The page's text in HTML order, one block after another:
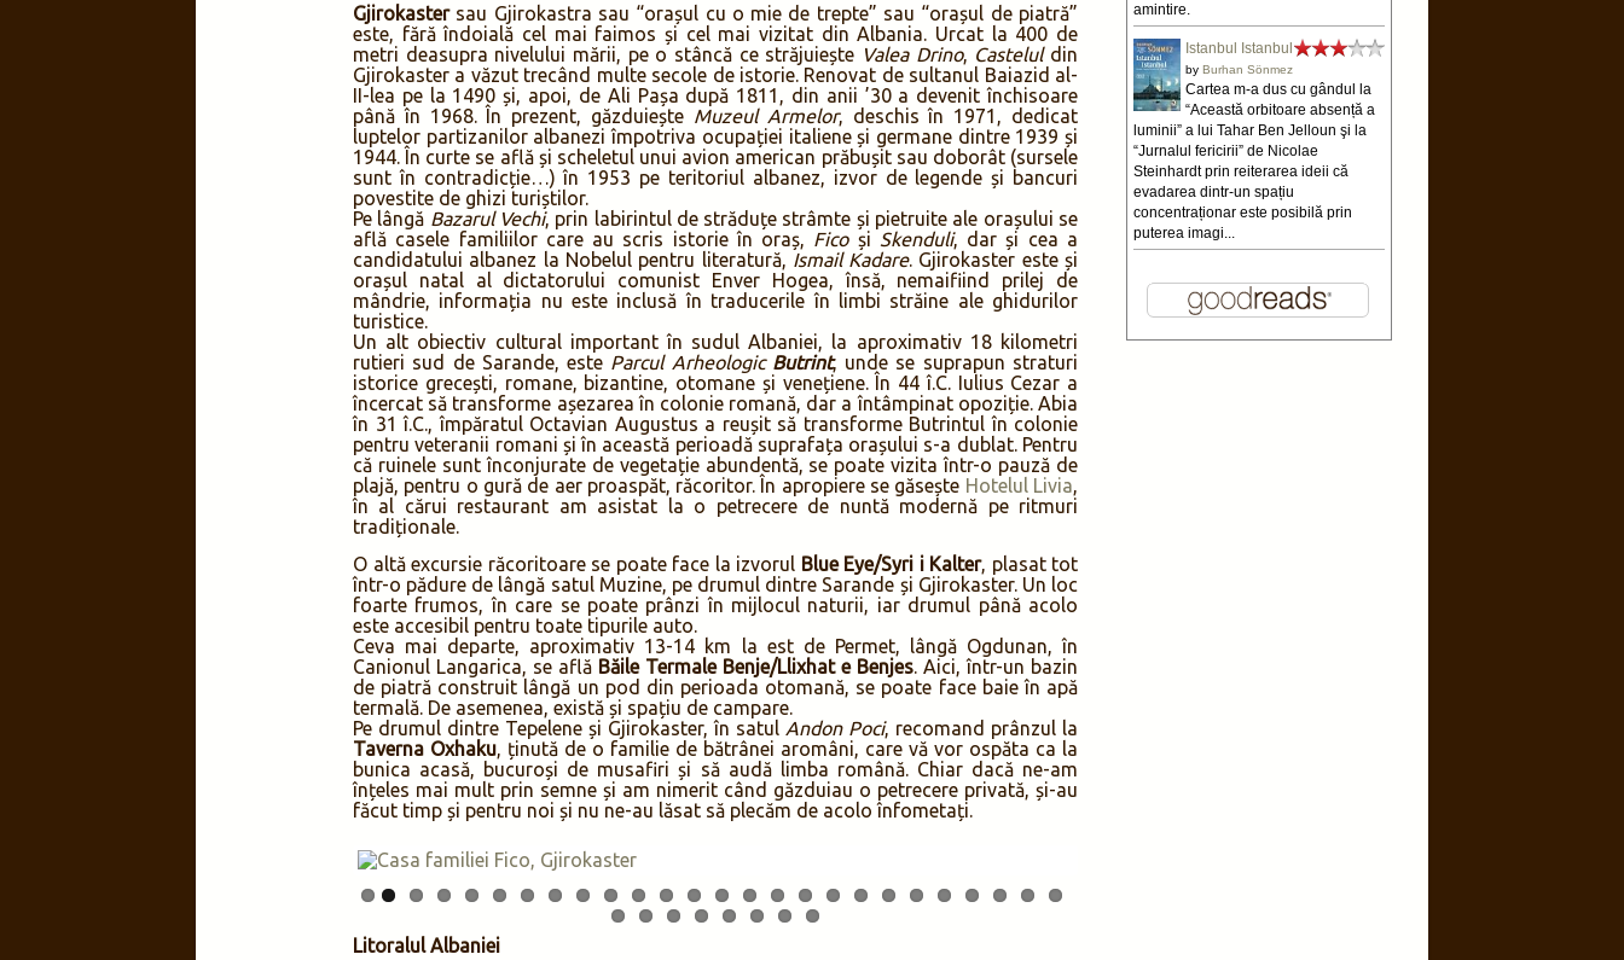
Gjirokastersau Gjirokastra sau “orașul cu o mie de trepte” sau “orașul de piatră”
este, fără îndoială cel mai faimos și cel mai vizitat din Albania. Urcat la 400 de
metri deasupra nivelului mării, pe o stâncă ce străjuiește Valea Drino, Casteluldin
Gjirokaster a văzut trecând multe secole de istorie. Renovat de sultanul Baiazid al-
II-lea pe la 1490 și, apoi, de Ali Pașa după 1811, din anii ’30 a devenit închisoare
până în 1968. În prezent, găzduiește Muzeul Armelor, deschis în 1971, dedicat
luptelor partizanilor albanezi împotriva ocupației italiene și germane dintre 1939 și
1944. În curte se află și scheletul unui avion american prăbușit sau doborât (sursele
sunt în contradicție…) în 1953 pe teritoriul albanez, izvor de legende și bancuri
povestite de ghizi turiștilor.
Pe lângă Bazarul Vechi, prin labirintul de străduțe strâmte și pietruite ale orașului se
află casele familiilor care au scris istorie în oraș, Ficoși Skenduli, dar și cea a
candidatului albanez la Nobelul pentru literatură, Ismail Kadare. Gjirokaster este și
orașul natal al dictatorului comunist Enver Hogea, însă, nemaifiind prilej de
mândrie, informația nu este inclusă în traducerile în limbi străine ale ghidurilor
turistice.
Un alt obiectiv cultural important în sudul Albaniei, la aproximativ 18 kilometri
rutieri sud de Sarande, este Parcul Arheologic Butrint, unde se suprapun straturi
istorice grecești, romane, bizantine, otomane și venețiene. În 44 î.C. Iulius Cezar a
încercat să transforme așezarea în colonie romană, dar a întâmpinat opoziție. Abia
în 31 î.C., împăratul Octavian Augustus a reușit să transforme Butrintul în colonie
pentru veteranii romani și în această perioadă suprafața orașului s-a dublat. Pentru
că ruinele sunt înconjurate de vegetație abundentă, se poate vizita într-o pauză de
plajă, pentru o gură de aer proaspăt, răcoritor. În apropiere se găsește Hotelul Livia,
în al cărui restaurant am asistat la o petrecere de nuntă modernă pe ritmuri
tradiționale.
O altă excursie răcoritoare se poate face la izvorul Blue Eye/Syri i Kalter, plasat tot
într-o pădure de lângă satul Muzine, pe drumul dintre Sarande și Gjirokaster. Un loc
foarte frumos, în care se poate prânzi în mijlocul naturii, iar drumul până acolo
este accesibil pentru toate tipurile auto.
Ceva mai departe, aproximativ 13-14 km la est de Permet, lângă Ogdunan, în
Canionul Langarica, se află Băile Termale Benje/Llixhat e Benjes. Aici, într-un bazin
de piatră construit lângă un pod din perioada otomană, se poate face baie în apă
termală. De asemenea, există și spațiu de campare.
Pe drumul dintre Tepelene și Gjirokaster, în satul Andon Poci, recomand prânzul la
Taverna Oxhaku, ținută de o familie de bătrânei aromâni, care vă vor ospăta ca la
bunica acasă, bucuroși de musafiri și să audă limba română. Chiar dacă ne-am
înțeles mai mult prin semne și am nimerit când găzduiau o petrecere privată, și-au
făcut timp și pentru noi și nu ne-au lăsat să plecăm de acolo înfometați.
Litoralul Albaniei
amintire.
Istanbul Istanbul
by Burhan Sönmez
Cartea m-a dus cu gândul la
“Această orbitoare absență a
luminii” a lui Tahar Ben Jelloun şi la
“Jurnalul fericirii” de Nicolae
Steinhardt prin reiterarea ideii că
evadarea dintr-un spațiu
concentraționar este posibilă prin
puterea imagi...